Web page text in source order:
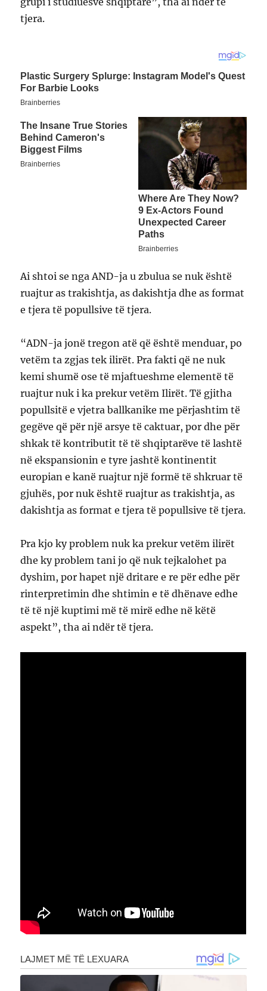
tjera.
Ai shtoi se nga AND-ja u zbulua se nuk është
ruajtur as trakishtja, as dakishtja dhe as format
e tjera të popullsive të tjera.
“ADN-ja jonë tregon atë që është menduar, po
vetëm ta zgjas tek ilirët. Pra fakti që ne nuk
kemi shumë ose të mjaftueshme elementë të
ruajtur nuk i ka prekur vetëm Ilirët. Të gjitha
popullsitë e vjetra ballkanike me përjashtim të
gegëve që për një arsye të caktuar, por dhe për
shkak të kontributit të të shqiptarëve të lashtë
në ekspansionin e tyre jashtë kontinentit
europian e kanë ruajtur një formë të shkruar të
gjuhës, por nuk është ruajtur as trakishtja, as
dakishtja as format e tjera të popullsive të tjera.
Pra kjo ky problem nuk ka prekur vetëm ilirët
dhe ky problem tani jo që nuk tejkalohet pa
dyshim, por hapet një dritare e re për edhe për
rinterpretimin dhe shtimin e të dhënave edhe
të të një kuptimi më të mirë edhe në këtë
aspekt”, tha ai ndër të tjera.